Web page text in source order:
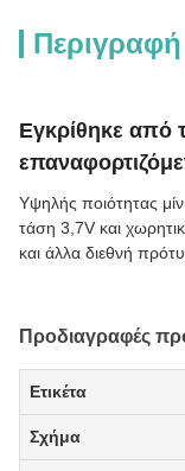
Εγκρίθηκε από
Υψηλής ποιότητας
τάση 3,7V και
και άλλα διεθνή
Προδιαγραφές
Ετικέτα
Σχήμα